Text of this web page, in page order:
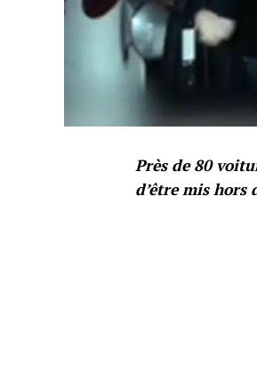
Près de 80
d’être mis hors